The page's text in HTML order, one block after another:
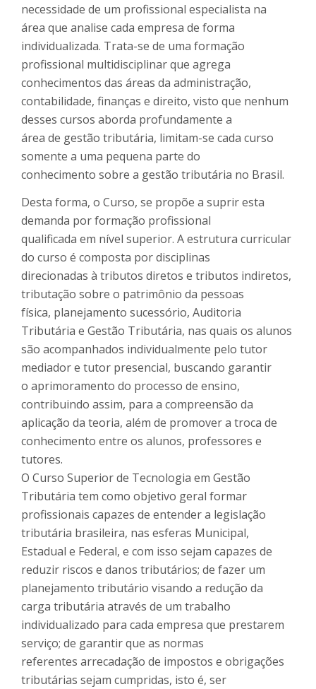
necessidade de um profissional especialista na
área que analise cada empresa de forma
individualizada. Trata-se de uma formação
profissional multidisciplinar que agrega
conhecimentos das áreas da administração,
contabilidade, finanças e direito, visto que nenhum
desses cursos aborda profundamente a
área de gestão tributária, limitam-se cada curso
somente a uma pequena parte do
conhecimento sobre a gestão tributária no Brasil.
Desta forma, o Curso, se propõe a suprir esta
demanda por formação profissional
qualificada em nível superior. A estrutura curricular
do curso é composta por disciplinas
direcionadas à tributos diretos e tributos indiretos,
tributação sobre o patrimônio da pessoas
física, planejamento sucessório, Auditoria
Tributária e Gestão Tributária, nas quais os alunos
são acompanhados individualmente pelo tutor
mediador e tutor presencial, buscando garantir
o aprimoramento do processo de ensino,
contribuindo assim, para a compreensão da
aplicação da teoria, além de promover a troca de
conhecimento entre os alunos, professores e
tutores.
O Curso Superior de Tecnologia em Gestão
Tributária tem como objetivo geral formar
profissionais capazes de entender a legislação
tributária brasileira, nas esferas Municipal,
Estadual e Federal, e com isso sejam capazes de
reduzir riscos e danos tributários; de fazer um
planejamento tributário visando a redução da
carga tributária através de um trabalho
individualizado para cada empresa que prestarem
serviço; de garantir que as normas
referentes arrecadação de impostos e obrigações
tributárias sejam cumpridas, isto é, ser